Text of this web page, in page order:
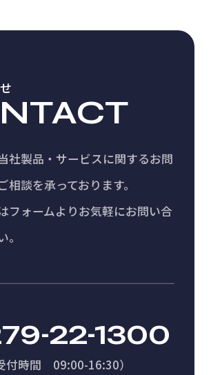
社製品・サービスに関するお問
相談を承っております。
フォームよりお気軽にお問い合
22-1300
付時間 09:00-16:30）